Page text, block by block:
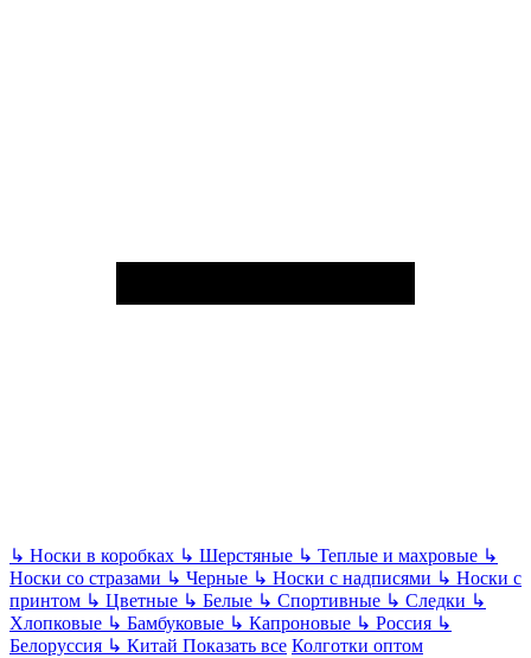
↳ Носки в коробках ↳ Шерстяные ↳ Теплые и махровые ↳
Носки со стразами ↳ Черные ↳ Носки с надписями ↳ Носки с
принтом ↳ Цветные ↳ Белые ↳ Спортивные ↳ Следки ↳
Хлопковые ↳ Бамбуковые ↳ Капроновые ↳ Россия ↳
Белоруссия ↳ Китай Показать все Колготки оптом